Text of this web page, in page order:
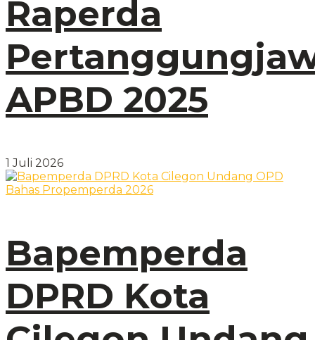
Raperda
APBD 2025
1 Juli 2026
Bapemperda
DPRD Kota